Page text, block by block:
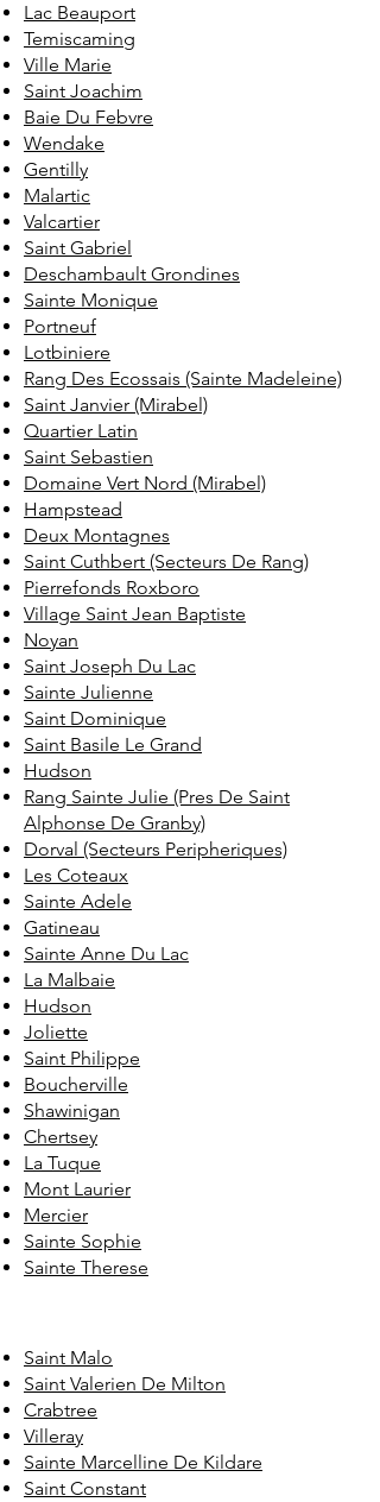
Lac Beauport
Temiscaming
Ville Marie
Saint Joachim
Baie Du Febvre
Wendake
Gentilly
Malartic
Valcartier
Saint Gabriel
Deschambault Grondines
Sainte Monique
Portneuf
Lotbiniere
Rang Des Ecossais (Sainte Madeleine)
Saint Janvier (Mirabel)
Quartier Latin
Saint Sebastien
Domaine Vert Nord (Mirabel)
Hampstead
Deux Montagnes
Saint Cuthbert (Secteurs De Rang)
Pierrefonds Roxboro
Village Saint Jean Baptiste
Noyan
Saint Joseph Du Lac
Sainte Julienne
Saint Dominique
Saint Basile Le Grand
Hudson
Rang Sainte Julie (Pres De Saint
Alphonse De Granby)
Dorval (Secteurs Peripheriques)
Les Coteaux
Sainte Adele
Gatineau
Sainte Anne Du Lac
La Malbaie
Hudson
Joliette
Saint Philippe
Boucherville
Shawinigan
Chertsey
La Tuque
Mont Laurier
Mercier
Sainte Sophie
Sainte Therese
Saint Malo
Saint Valerien De Milton
Crabtree
Villeray
Sainte Marcelline De Kildare
Saint Constant